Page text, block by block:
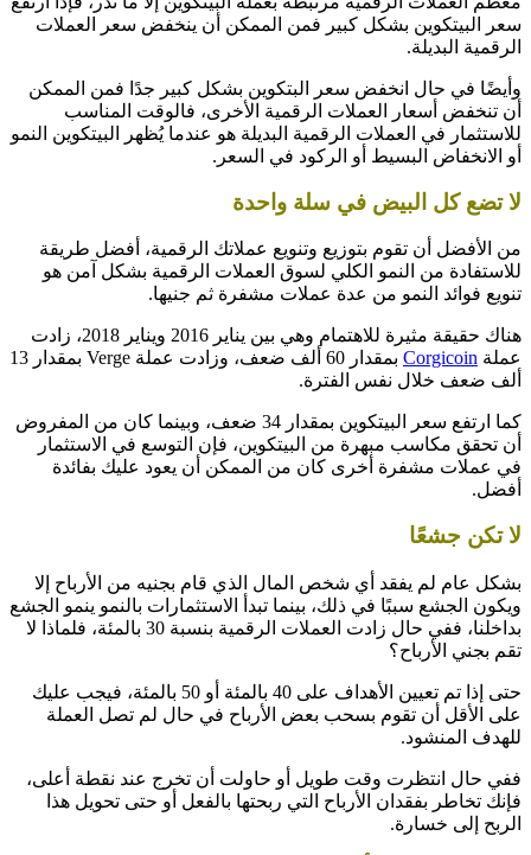
سعر البيتكوين بشكل كبير فمن الممكن أن ينخفض سعر العملات
الرقمية البديلة.
وأيضًا في حال انخفض سعر البتكوين بشكل كبير جدًا فمن الممكن
أن تنخفض أسعار العملات الرقمية الأخرى، فالوقت المناسب
للاستثمار في العملات الرقمية البديلة هو عندما يُظهر البيتكوين النمو
أو الانخفاض البسيط أو الركود في السعر.
لا تضع كل البيض في سلة واحدة
من الأفضل أن تقوم بتوزيع وتنويع عملاتك الرقمية، أفضل طريقة
للاستفادة من النمو الكلي لسوق العملات الرقمية بشكل آمن هو
تنويع فوائد النمو من عدة عملات مشفرة ثم جنيها.
هناك حقيقة مثيرة للاهتمام وهي بين يناير 2016 ويناير 2018، زادت
عملة Corgicoin
بمقدار 60 ألف ضعف، وزادت عملة Verge بمقدار 13
ألف ضعف خلال نفس الفترة.
كما ارتفع سعر البيتكوين بمقدار 34 ضعف، وبينما كان من المفروض
أن تحقق مكاسب مبهرة من البيتكوين، فإن التوسع في الاستثمار
في عملات مشفرة أخرى كان من الممكن أن يعود عليك بفائدة
أفضل.
لا تكن جشعًا
بشكل عام لم يفقد أي شخص المال الذي قام بجنيه من الأرباح إلا
ويكون الجشع سببًا في ذلك، بينما تبدأ الاستثمارات بالنمو ينمو الجشع
بداخلنا، ففي حال زادت العملات الرقمية بنسبة 30 بالمئة، فلماذا لا
تقم بجني الأرباح؟
حتى إذا تم تعيين الأهداف على 40 بالمئة أو 50 بالمئة، فيجب عليك
على الأقل أن تقوم بسحب بعض الأرباح في حال لم تصل العملة
للهدف المنشود.
ففي حال انتظرت وقت طويل أو حاولت أن تخرج عند نقطة أعلى،
فإنك تخاطر بفقدان الأرباح التي ربحتها بالفعل أو حتى تحويل هذا
الربح إلى خسارة.